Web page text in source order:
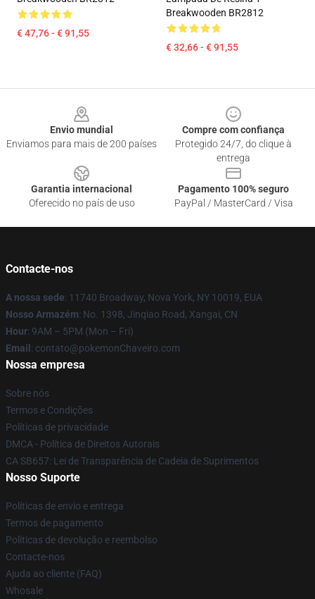
€ 47,76 - € 91,55
Breakwooden BR2812
€ 32,66 - € 91,55
Envio mundial
Enviamos para mais de 200 países
Compre com confiança
Protegido 24/7, do clique à
entrega
Garantia internacional
Oferecido no país de uso
Pagamento 100% seguro
PayPal / MasterCard / Visa
Contacte-nos
A nossa sede: 11740 Broadway, Nova York, NY 10019, EUA
Nosso Armazém: No. 1398, Jinqiao Road, Xangai, CN
Hour: 9AM – 5PM (Mon – Fri)
Email : contato@pokemonChaveiro.com
Nossa empresa
Sobre nós
Termos e Condições
Políticas de privacidade
DMCA - Política de Direitos Autorais
CA SB657: Lei de Transparência de Cadeia de Suprimentos
Nosso Suporte
Políticas de envio e entrega
Termos de pagamento
Políticas de devolução e reembolso
Contacte-nos
Ajuda ao cliente (FAQ)
Whosale